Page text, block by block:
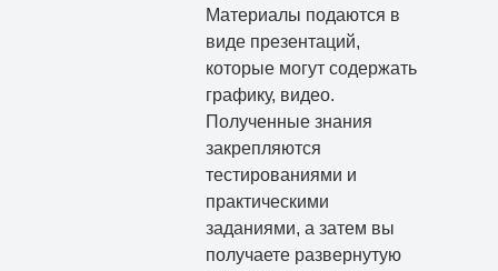
Материалы подаются в
виде презентаций,
которые могут содержать
графику, видео.
Полученные знания
закрепляются
тестированиями и
практическими
заданиями, а затем вы
получаете развернутую